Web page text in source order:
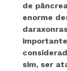
de
enorme
sim, ser